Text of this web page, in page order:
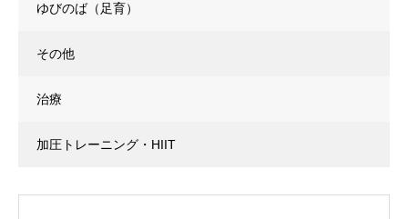
ゆびのば（足育）
その他
治療
加圧トレーニング・HIIT